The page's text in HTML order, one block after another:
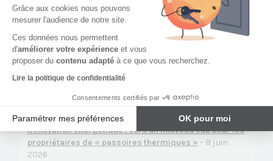
Grâce aux cookies nous pouvons
mesurer l'audience de notre site.
Ces données nous permettent
d'améliorer votre expérience et vous
proposer du contenu adapté à ce que vous recherchez.
Lire la politique de confidentialité
Consentements certifiés par
Paramétrer mes préférences OK pour moi
Axeptio consent
Plateforme de Gestion du Consentement : Personnalisez vos Options
Notre plateforme vous permet d'adapter et de gérer vos paramètres
Retrouvez-nous au Salon Immobilier de Vendée– 4 mai
2022
Le Groupe Procivis Ouest acquière un patrimoine de 16
logements à Angers– 10 janvier 2022
Actus Immobilières
Vacance locative : comment gérer cette période pour
sécuriser votre investissement ?
– 8 juin 2026
Rénovation énergétique : vers un nouveau cap pour les
propriétaires de « passoires thermiques » – 8 juin
2026